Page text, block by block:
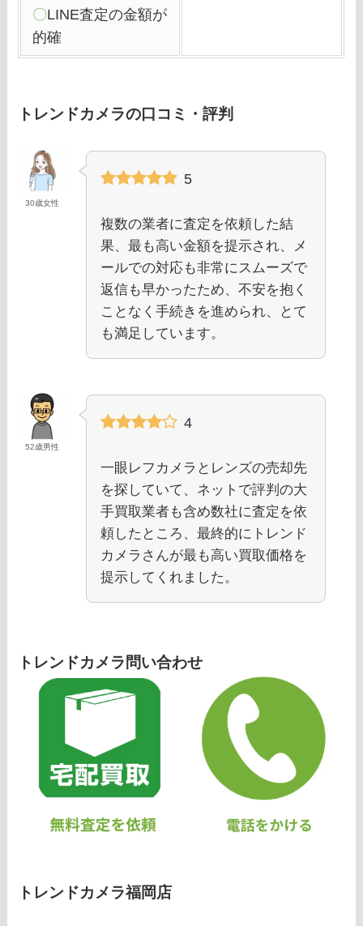
〇LINE査定の金額が
的確
トレンドカメラの口コミ・評判
30歳女性
5
複数の業者に査定を依頼した結
果、最も高い金額を提示され、メ
ールでの対応も非常にスムーズで
返信も早かったため、不安を抱く
ことなく手続きを進められ、とて
も満足しています。
52歳男性
4
一眼レフカメラとレンズの売却先
を探していて、ネットで評判の大
手買取業者も含め数社に査定を依
頼したところ、最終的にトレンド
カメラさんが最も高い買取価格を
提示してくれました。
トレンドカメラ問い合わせ
トレンドカメラ福岡店